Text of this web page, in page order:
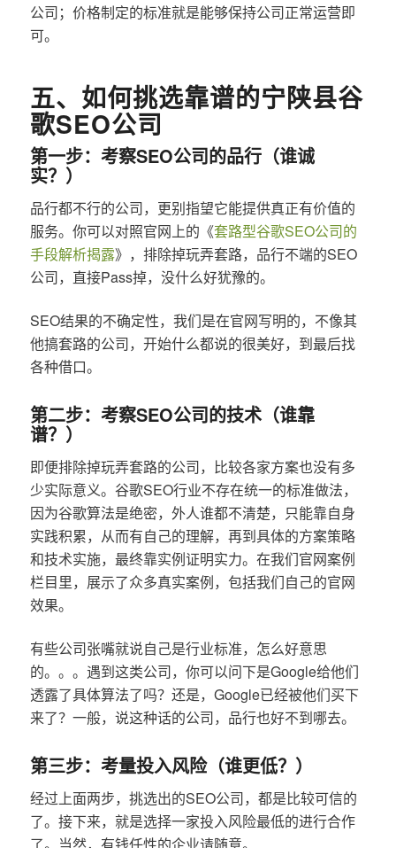
公司；价格制定的标准就是能够保持公司正常运营即
可。
五、如何挑选靠谱的宁陕县谷
歌SEO公司
第一步：考察SEO公司的品行（谁诚
实？）
品行都不行的公司，更别指望它能提供真正有价值的
服务。你可以对照官网上的《套路型谷歌SEO公司的
手段解析揭露》，排除掉玩弄套路，品行不端的SEO
公司，直接Pass掉，没什么好犹豫的。
SEO结果的不确定性，我们是在官网写明的，不像其
他搞套路的公司，开始什么都说的很美好，到最后找
各种借口。
第二步：考察SEO公司的技术（谁靠
谱？）
即便排除掉玩弄套路的公司，比较各家方案也没有多
少实际意义。谷歌SEO行业不存在统一的标准做法，
因为谷歌算法是绝密，外人谁都不清楚，只能靠自身
实践积累，从而有自己的理解，再到具体的方案策略
和技术实施，最终靠实例证明实力。在我们官网案例
栏目里，展示了众多真实案例，包括我们自己的官网
效果。
有些公司张嘴就说自己是行业标准，怎么好意思
的。。。遇到这类公司，你可以问下是Google给他们
透露了具体算法了吗？还是，Google已经被他们买下
来了？一般，说这种话的公司，品行也好不到哪去。
第三步：考量投入风险（谁更低？）
经过上面两步，挑选出的SEO公司，都是比较可信的
了。接下来，就是选择一家投入风险最低的进行合作